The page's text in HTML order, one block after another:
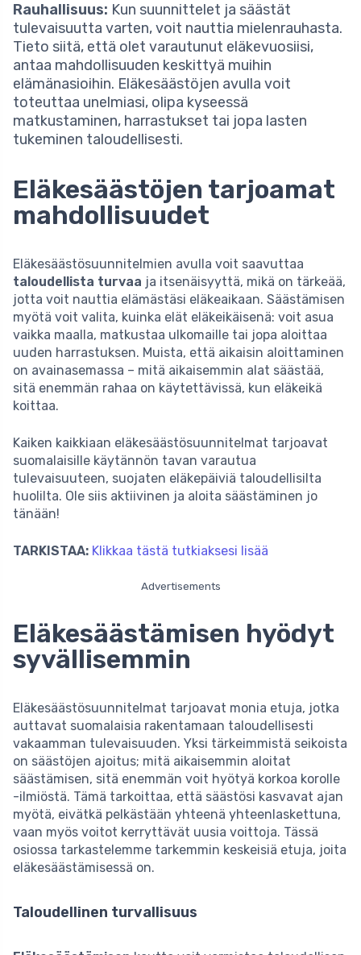
Rauhallisuus: Kun suunnittelet ja säästät
tulevaisuutta varten, voit nauttia mielenrauhasta.
Tieto siitä, että olet varautunut eläkevuosiisi,
antaa mahdollisuuden keskittyä muihin
elämänasioihin. Eläkesäästöjen avulla voit
toteuttaa unelmiasi, olipa kyseessä
matkustaminen, harrastukset tai jopa lasten
tukeminen taloudellisesti.
Eläkesäästöjen tarjoamat
mahdollisuudet
Eläkesäästösuunnitelmien avulla voit saavuttaa
taloudellista turvaa ja itsenäisyyttä, mikä on tärkeää,
jotta voit nauttia elämästäsi eläkeaikaan. Säästämisen
myötä voit valita, kuinka elät eläkeikäisenä: voit asua
vaikka maalla, matkustaa ulkomaille tai jopa aloittaa
uuden harrastuksen. Muista, että aikaisin aloittaminen
on avainasemassa – mitä aikaisemmin alat säästää,
sitä enemmän rahaa on käytettävissä, kun eläkeikä
koittaa.
Kaiken kaikkiaan eläkesäästösuunnitelmat tarjoavat
suomalaisille käytännön tavan varautua
tulevaisuuteen, suojaten eläkepäiviä taloudellisilta
huolilta. Ole siis aktiivinen ja aloita säästäminen jo
tänään!
TARKISTAA: Klikkaa tästä tutkiaksesi lisää
Advertisements
Eläkesäästämisen hyödyt
syvällisemmin
Eläkesäästösuunnitelmat tarjoavat monia etuja, jotka
auttavat suomalaisia rakentamaan taloudellisesti
vakaamman tulevaisuuden. Yksi tärkeimmistä seikoista
on säästöjen ajoitus; mitä aikaisemmin aloitat
säästämisen, sitä enemmän voit hyötyä korkoa korolle
-ilmiöstä. Tämä tarkoittaa, että säästösi kasvavat ajan
myötä, eivätkä pelkästään yhteenä yhteenlaskettuna,
vaan myös voitot kerryttävät uusia voittoja. Tässä
osiossa tarkastelemme tarkemmin keskeisiä etuja, joita
eläkesäästämisessä on.
Taloudellinen turvallisuus